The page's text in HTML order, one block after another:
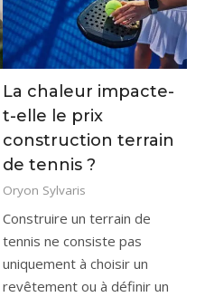
La chaleur impacte-
t-elle le prix
construction terrain
de tennis ?
Oryon Sylvaris
Construire un terrain de
tennis ne consiste pas
uniquement à choisir un
revêtement ou à définir un